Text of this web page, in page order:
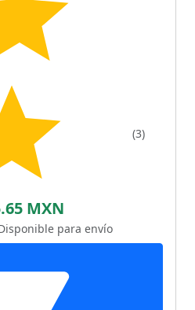
(3)
MXN
para envío